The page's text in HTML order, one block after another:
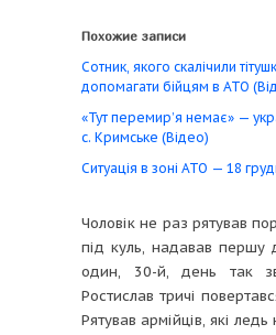
Похожие записи
Сотник, якого скалічили
допомагати бійцям в АТО
«Тут перемир’я немає» —
c. Кримське (Відео)
Ситуація в зоні АТО — 18
Чоловік не раз рятував
під куль, надавав першу
один, 30-й, день так
Ростислав тричі
Рятував армійців, які